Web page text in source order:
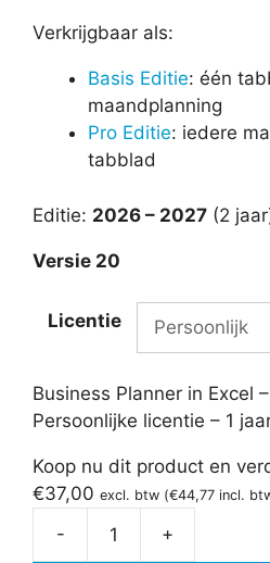
Verkrijgbaar als:
Basis Editie: één
maandplanning
Pro Editie: iedere
tabblad
Editie: 2026 – 2027 (2
Versie 20
Licentie
Business Planner in Excel
Persoonlijke licentie – 1
Koop nu dit product en
€37,00 excl. btw (€44,77 incl.
- +